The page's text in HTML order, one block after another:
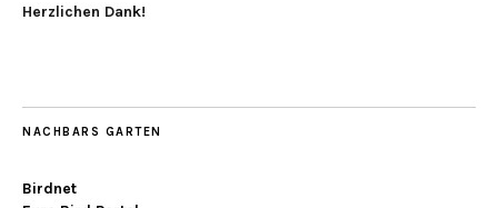
Herzlichen Dank!
NACHBARS GARTEN
Birdnet